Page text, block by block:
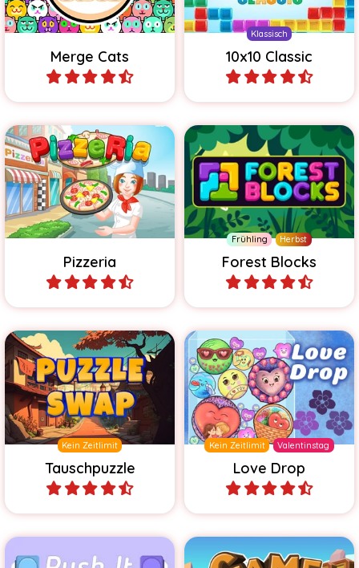
Merge Cats
Spiele
Klassisch
10x10 Classic
Spiele
Pizzeria
Arbeite in deiner Pizzeria
und backe die leckersten
Pizzen.
Spiele
Frühling Herbst
Forest Blocks
Schwieriger werdendes
1010 Block Spiel.
Spiele
Kein Zeitlimit
Tauschpuzzle
Vertausche die Teile, um
das Bild wiederherzustellen.
Spiele
Kein Zeitlimit Valentinstag
Love Drop
Lasse Valentinstag-Sachen
fallen und merge sie
miteinander.
Spiele